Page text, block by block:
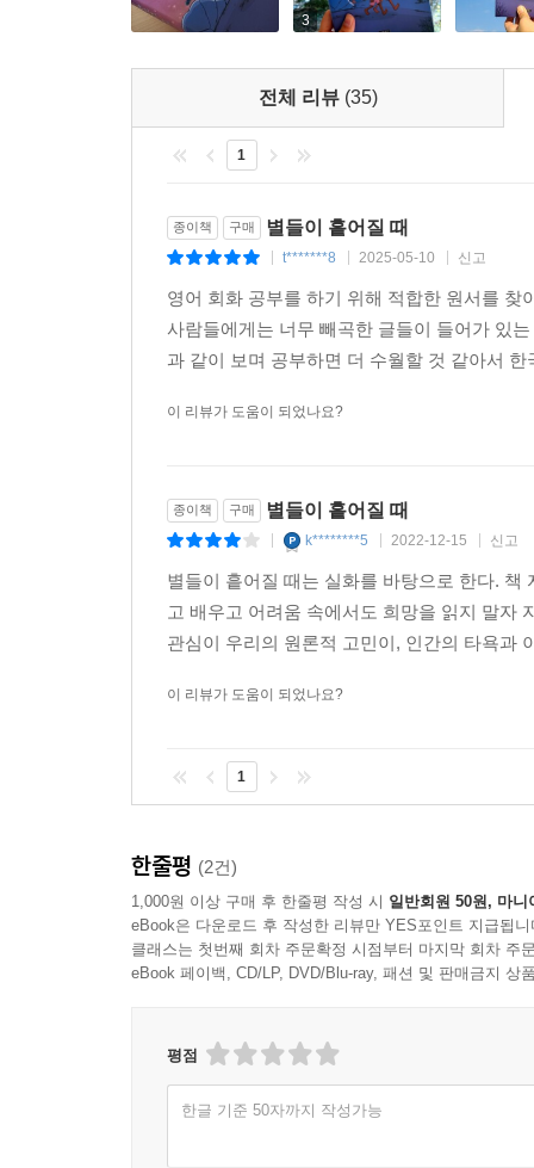
3
전체 리뷰 (35)
1
종이책 구매 별들이 흩어질 때
t*******8 2025-05-10 신고
영어 회화 공부를 하기 위해 적합한 원서를
사람들에게는 너무 빼곡한 글들이 들어가 있
과 같이 보며 공부하면 더 수월할 것 같아서
이 리뷰가 도움이 되었나요?
종이책 구매 별들이 흩어질 때
k********5 2022-12-15 신고
별들이 흩어질 때는 실화를 바탕으로 한다.
고 배우고 어려움 속에서도 희망을 읽지 말자
관심이 우리의 원론적 고민이, 인간의 타욕과
이 리뷰가 도움이 되었나요?
1
한줄평 (2건)
1,000원 이상 구매 후 한줄평 작성 시 일반회원 50원, 마니
eBook은 다운로드 후 작성한 리뷰만 YES포인트 지급됩니
클래스는 첫번째 회차 주문확정 시점부터 마지막 회차 주
eBook 페이백, CD/LP, DVD/Blu-ray, 패션 및 판매금지 상
평점
한글 기준 50자까지 작성가능